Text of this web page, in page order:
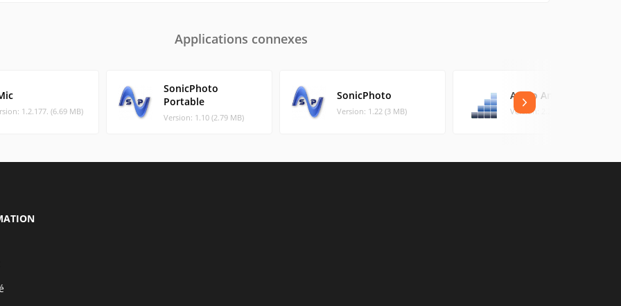
Applications connexes
1.2.177. (6.69 MB)
SonicPhoto
Portable
Version: 1.10 (2.79 MB)
SonicPhoto
Version: 1.22 (3 MB)
Audio Amplifier Pro
Version: 2.2.1 (14.93 MB)